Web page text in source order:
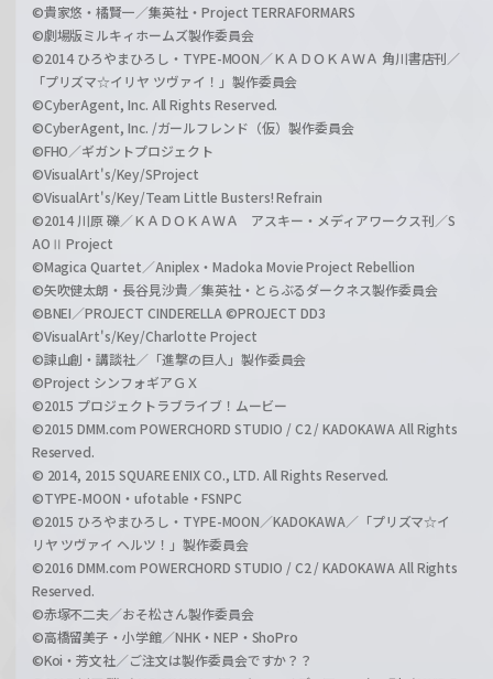
©貴家悠・橘賢一／集英社・Project TERRAFORMARS
©劇場版ミルキィホームズ製作委員会
©2014 ひろやまひろし・TYPE-MOON／ＫＡＤＯＫＡＷＡ 角川書店刊／
「プリズマ☆イリヤ ツヴァイ！」製作委員会
©CyberAgent, Inc. All Rights Reserved.
©CyberAgent, Inc. /ガールフレンド（仮）製作委員会
©FHO／ギガントプロジェクト
©VisualArt's/Key/SProject
©VisualArt's/Key/Team Little Busters! Refrain
©2014 川原 礫／ＫＡＤＯＫＡＷＡ アスキー・メディアワークス刊／S
AOⅡ Project
©Magica Quartet／Aniplex・Madoka Movie Project Rebellion
©矢吹健太朗・長谷見沙貴／集英社・とらぶるダークネス製作委員会
©BNEI／PROJECT CINDERELLA ©PROJECT DD3
©VisualArt's/Key/Charlotte Project
©諫山創・講談社／「進撃の巨人」製作委員会
©Project シンフォギアＧＸ
©2015 プロジェクトラブライブ！ムービー
©2015 DMM.com POWERCHORD STUDIO / C2 / KADOKAWA All Rights
Reserved.
© 2014, 2015 SQUARE ENIX CO., LTD. All Rights Reserved.
©TYPE-MOON・ufotable・FSNPC
©2015 ひろやまひろし・TYPE-MOON／KADOKAWA／「プリズマ☆イ
リヤ ツヴァイ ヘルツ！」製作委員会
©2016 DMM.com POWERCHORD STUDIO / C2 / KADOKAWA All Rights
Reserved.
©赤塚不二夫／おそ松さん製作委員会
©高橋留美子・小学館／NHK・NEP・ShoPro
©Koi・芳文社／ご注文は製作委員会ですか？？